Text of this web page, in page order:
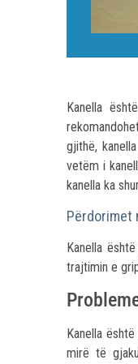
Kanella
gjithë,
vetëm i
kanella ka
Përdorimet
Kanella
trajtimin e
Kanella
mirë të